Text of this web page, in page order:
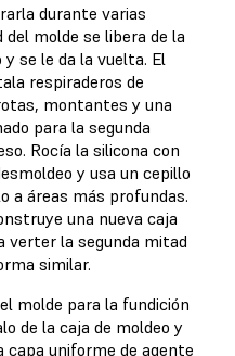
durante varias
molde se libera de la
y se le da la vuelta. El
respiraderos de
montantes y una
para la segunda
Rocía la silicona con
y usa un cepillo
a áreas más profundas.
una nueva caja
verter la segunda mitad
similar.
molde para la fundición
de la caja de moldeo y
capa uniforme de agente